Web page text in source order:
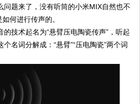
问题来了，没有听筒的小米MIX自然也不
何进行传声的。
技术起名为“悬臂压电陶瓷传声”，听起
名词分解成：“悬臂”“压电陶瓷”两个词